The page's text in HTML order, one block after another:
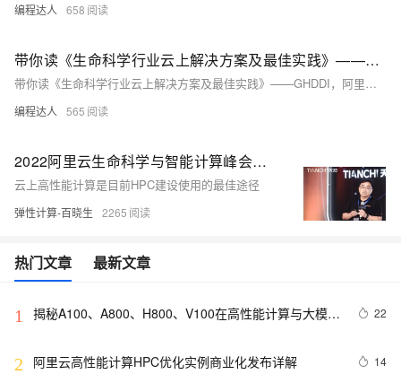
编程达人 658
带你读《生命科学行业云上解决方案及最佳实践》——GHDDI，阿里云高性能计算助力 药物研发实现高通量分子筛选
带你读《生命科学行业云上解决方案及最佳实践》——GHDDI，阿里云高性能计算助力 药物研发实现高通量分子筛选
编程达人 565
2022阿里云生命科学与智能计算峰会演讲合集电子书下载 | 阿里云新增三大高性能计算解决方案，助力生命科学行业快速发展
云上高性能计算是目前HPC建设使用的最佳途径
弹性计算-百晓生 2265
热门文章 最新文章
1
揭秘A100、A800、H800、V100在高性能计算与大模型
22
2 阿里云高性能计算HPC优化实例商业化发布详解 14